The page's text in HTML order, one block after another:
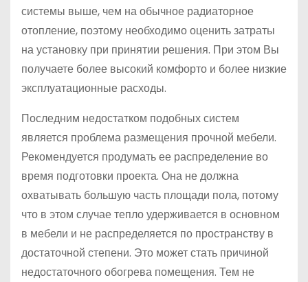
системы выше, чем на обычное радиаторное
отопление, поэтому необходимо оценить затраты
на установку при принятии решения. При этом Вы
получаете более высокий комфорто и более низкие
эксплуатационные расходы.
Последним недостатком подобных систем
является проблема размещения прочной мебели.
Рекомендуется продумать ее распределение во
время подготовки проекта. Она не должна
охватывать большую часть площади пола, потому
что в этом случае тепло удерживается в основном
в мебели и не распределяется по пространству в
достаточной степени. Это может стать причиной
недостаточного обогрева помещения. Тем не